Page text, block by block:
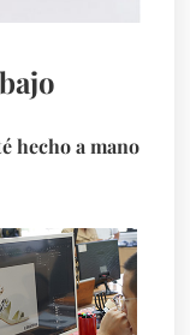
hecho a mano